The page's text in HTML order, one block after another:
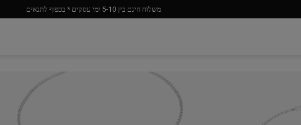
משלוח חינם בין 5-10 ימי עסקים * בכפוף לתנאים